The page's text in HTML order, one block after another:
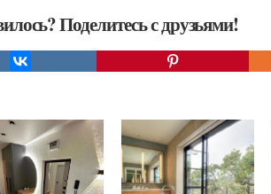
Поделитесь с друзьями!